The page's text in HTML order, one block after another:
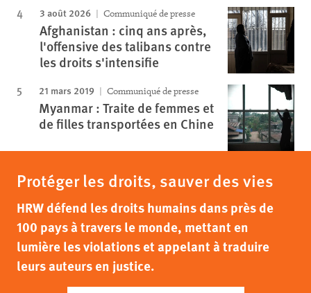
3 août 2026 Communiqué de presse
Afghanistan : cinq ans après,
l'offensive des talibans contre
les droits s'intensifie
21 mars 2019 Communiqué de presse
Myanmar : Traite de femmes et
de filles transportées en Chine
Protéger les droits, sauver des vies
HRW défend les droits humains dans près de
100 pays à travers le monde, mettant en
lumière les violations et appelant à traduire
leurs auteurs en justice.